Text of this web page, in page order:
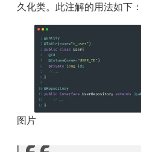
久化类。此注解的用法如下：
图片